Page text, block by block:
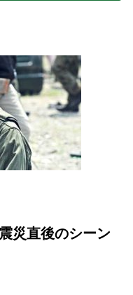
災直後のシーン